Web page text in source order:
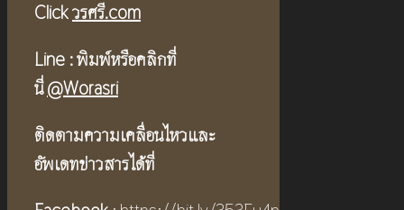
Clickวรศรี.com
Line :พิมพ์หรือคลิกที่
นี่@Worasri
ติดตามความเคลื่อนไหวและ
อัพเดทข่าวสารได้ที่